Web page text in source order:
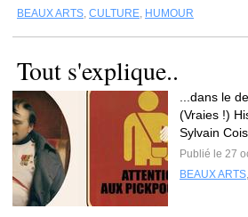
BEAUX ARTS, CULTURE, HUMOUR
Tout s'explique..
...dans le
(Vraies !)
Sylvain
Publié le 27
BEAUX ARTS,